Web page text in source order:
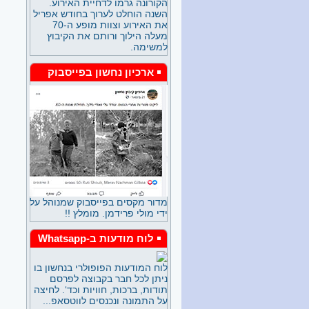
בשנים האחרונות שמרה על קשר
עם הנוער כשהיא מנהלת את
ספרית הילדים.
לאה גולדברג - דורית פרידמן
חלק ב
הרצאה של דורית פרידמן
ב"משלט 200" בחודש מאי 2026
ההרצאה פורסמה בארבעה
חלקים זהו חלק ב.
לאה גולדברג - דורית פרידמן
חלק א
הרצאה של דורית פרידמן
ב"משלט 200" בחודש מאי 2026
ההרצאה פורסמה בארבעה
חלקים זהו חלק א.
עמרי ואריק - איחוד הצלה 5/26
אתה חש שמשהו לא בסדר, יש
לך לחץ בחזה, זיעה ניגרת
ממצחך. אתה מתיישב על כיסא,
אולי זה תחושה רגעית, אכלת
משהו מקולקל או סתם ללא
סיבה ברורה. כשהזמן עובר ואין
שינוי אתה מבין שהפעם זה
רציני. מרים טלפון ל 101
הקורונה גרמו לדחיית האירוע.
השנה הוחלט לערוך בחודש אפריל
את האירוע וצוות מופע ה-70
מעלה הילוך ורותם את הקיבוץ
למשימה.
ארכיון נחשון בפייסבוק
מדור מקסים בפייסבוק שמנוהל על
ידי מולי פרידמן. מומלץ !!
לוח מודעות ב-Whatsapp
לוח המודעות הפופולרי בנחשון בו
ניתן לכל חבר בקבוצה לפרסם
תודות, ברכות, חוויות וכד‘. לחיצה
על התמונה ונכנסים לווטסאפ...